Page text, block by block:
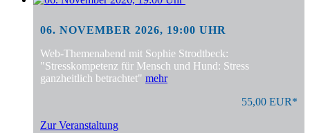
06. NOVEMBER 2026, 19:00 UHR
Web-Themenabend mit Sophie Strodtbeck:
"Stresskompetenz für Mensch und Hund: Stress
ganzheitlich betrachtet" mehr
55,00 EUR*
Zur Veranstaltung